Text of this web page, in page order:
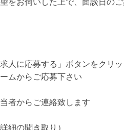
をお伺いした上で、面談日の
求人に応募する」ボタンをクリ
ムからご応募下さい
当者からご連絡致します
細の聞き取り）